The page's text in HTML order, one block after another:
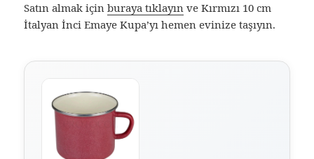
Satın almak içinburaya tıklayın ve Kırmızı 10 cm
İtalyan İnci Emaye Kupa’yı hemen evinize taşıyın.